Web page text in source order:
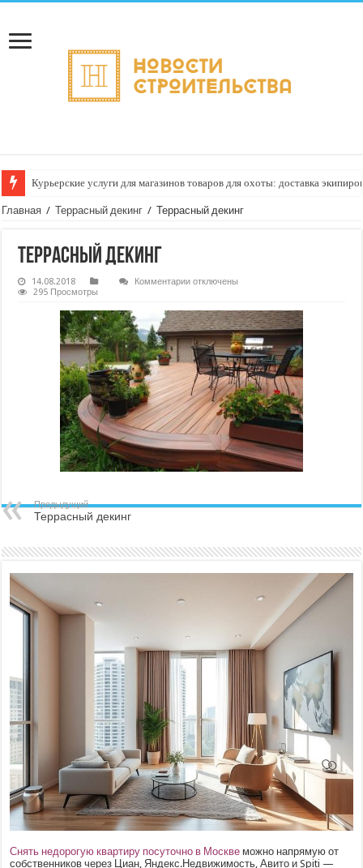
Курьерские услуги для магазинов товаров для охоты: доставка
Главная / Террасный декинг / Террасный декинг
Террасный декинг
14.08.2018 Комментариик
декинг
отключены
295 Просмотры
Предыдущий
Террасный декинг
Снять недорогую квартиру посуточно в Москве можно напрямую от
собственников через Циан, Яндекс.Недвижимость, Авито и Spiti —